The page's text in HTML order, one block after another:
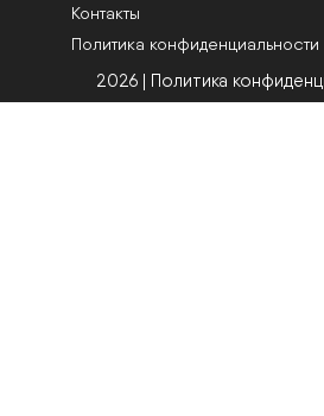
Контакты
Политика конфиденциальности
2026 | Политика